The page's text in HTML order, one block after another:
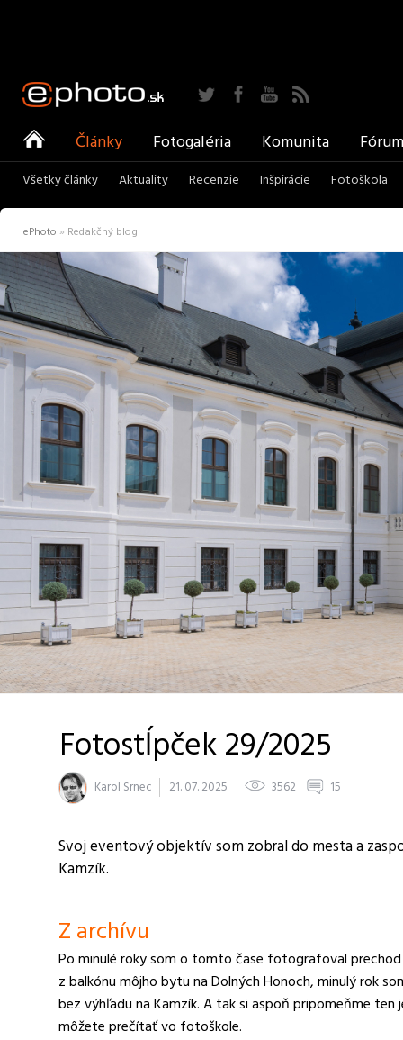
TwitterFacebookYouTube
ePhoto
Články
Všetky články Aktuality Recenzie Inšpirácie Fotoškola
Fotogaléria Komunita Fórum
ePhoto » Redakčný blog
Fotostĺpček 29/2025
Karol Srnec 21. 07. 2025 3562 15
Svoj eventový objektív som zobral do mesta a
Kamzík.
Z archívu
Po minulé roky som o tomto čase fotografoval
z balkónu môjho bytu na Dolných Honoch, minulý rok
bez výhľadu na Kamzík. A tak si aspoň pripomeňme
môžete prečítať vo fotoškole.